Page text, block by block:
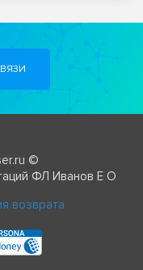
©
ФЛ Иванов Е О
возврата